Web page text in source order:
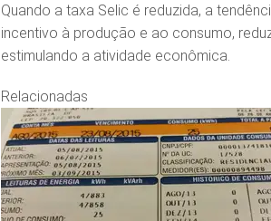
Quando a taxa Selic é reduzida, a
incentivo à produção e ao consumo,
estimulando a atividade econômica.
Relacionadas